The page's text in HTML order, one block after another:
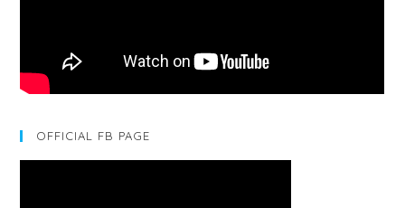
OFFICIAL FB PAGE